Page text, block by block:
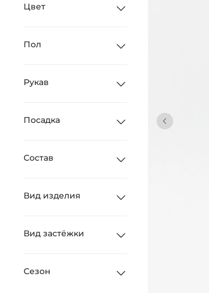
Цвет
Пол
Рукав
Посадка
Состав
Вид изделия
Вид застёжки
Сезон